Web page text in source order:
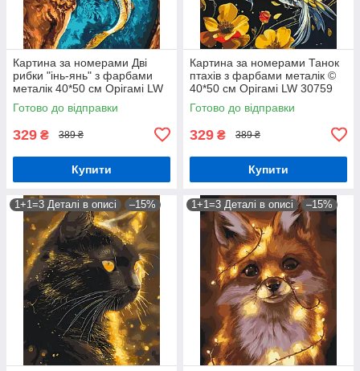
Картина за номерами Дві
рибки "інь-янь" з фарбами
металік 40*50 см Орігамі LW
3444
Готово до відправки
329 ₴ 389 ₴
Купити
Картина за номерами Танок
птахів з фарбами металік ©
40*50 см Орігамі LW 30759
Готово до відправки
329 ₴ 389 ₴
Купити
1+1=3 Деталі в описі –15% 1+1=3 Деталі в описі –15%